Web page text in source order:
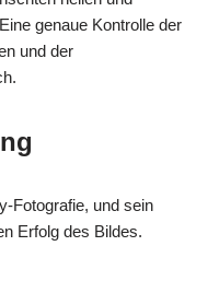
genaue Kontrolle der
und der
Fotografie, und sein
Erfolg des Bildes.